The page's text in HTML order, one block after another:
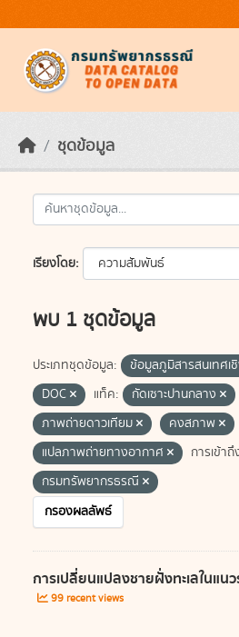
ชุดข้อมูล
เรียงโดย
พบ 1 ชุดข้อมูล
ประเภทชุดข้อมูล: ข้อมูลภูมิสารสนเทศเ
DOC
แท็ค: กัดเซาะปานกลาง
ภาพถ่ายดาวเทียม
คงสภาพ
แปลภาพถ่ายทางอากาศ
การเข้าถึ
กรมทรัพยากรธรณี
กรองผลลัพธ์
การเปลี่ยนแปลงชายฝั่งทะเลในแน
99 recent views